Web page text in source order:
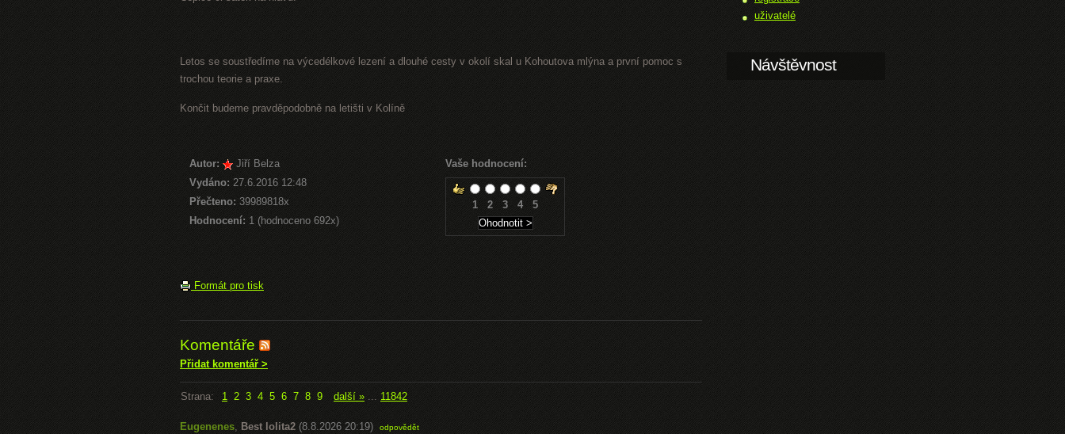
Letos se soustředíme na výcedélkové lezení a dlouhé cesty v okolí skal u Kohoutova mlýna a první pomoc s
trochou teorie a praxe.
Končit budeme pravděpodobně na letišti v Kolíně
Autor:
Jiří Belza
Vydáno: 27.6.2016 12:48
Přečteno: 39989818x
Hodnocení: 1 (hodnoceno 692x)
Vaše hodnocení:
1 2 3 4 5
Formát pro tisk
Komentáře
Přidat komentář >
Strana: 1 2 3 4 5 6 7 8 9 další » ... 11842
Eugenenes, Best lolita2 (8.8.2026 20:19) odpovědět
uživatelé
Návštěvnost